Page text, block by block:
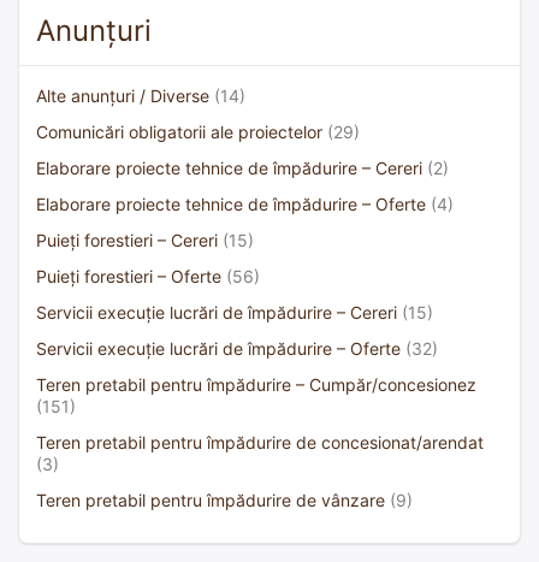
Anunțuri
Alte anunțuri / Diverse (14)
Comunicări obligatorii ale proiectelor (29)
Elaborare proiecte tehnice de împădurire – Cereri (2)
Elaborare proiecte tehnice de împădurire – Oferte (4)
Puieți forestieri – Cereri (15)
Puieți forestieri – Oferte (56)
Servicii execuție lucrări de împădurire – Cereri (15)
Servicii execuție lucrări de împădurire – Oferte (32)
Teren pretabil pentru împădurire – Cumpăr/concesionez
(151)
Teren pretabil pentru împădurire de concesionat/arendat
(3)
Teren pretabil pentru împădurire de vânzare (9)